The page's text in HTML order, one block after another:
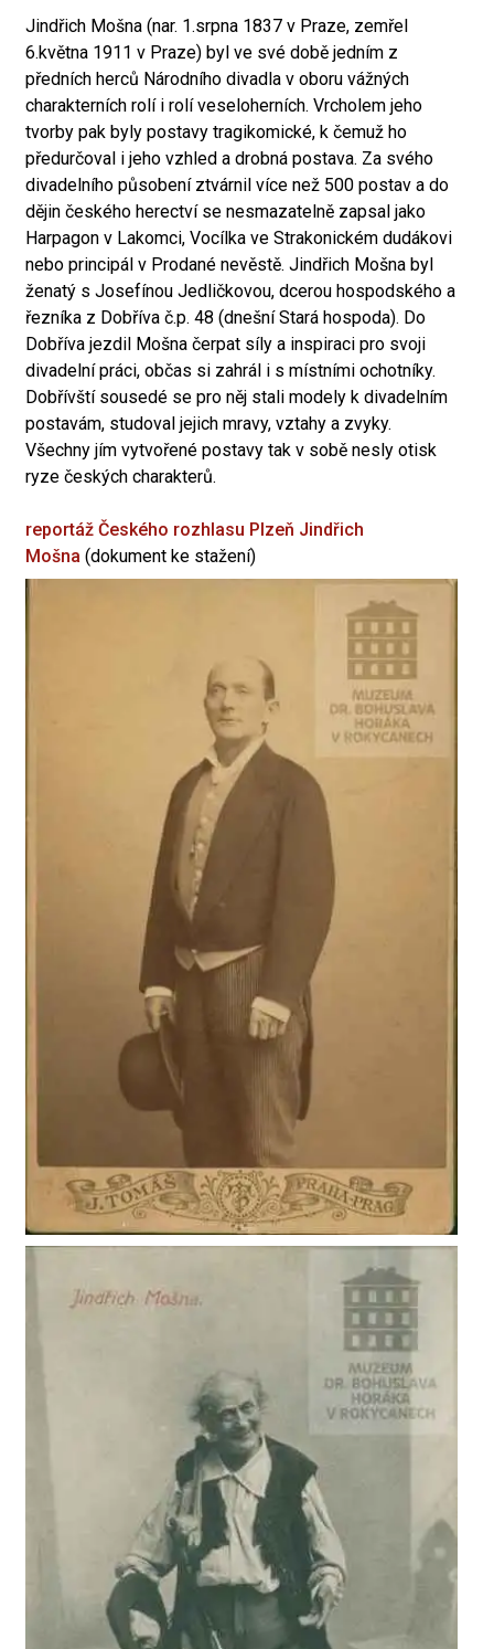
Jindřich Mošna (nar. 1.srpna 1837 v Praze, zemřel
6.května 1911 v Praze) byl ve své době jedním z
předních herců Národního divadla v oboru vážných
charakterních rolí i rolí veseloherních. Vrcholem jeho
tvorby pak byly postavy tragikomické, k čemuž ho
předurčoval i jeho vzhled a drobná postava. Za svého
divadelního působení ztvárnil více než 500 postav a do
dějin českého herectví se nesmazatelně zapsal jako
Harpagon v Lakomci, Vocílka ve Strakonickém dudákovi
nebo principál v Prodané nevěstě. Jindřich Mošna byl
ženatý s Josefínou Jedličkovou, dcerou hospodského a
řezníka z Dobříva č.p. 48 (dnešní Stará hospoda). Do
Dobříva jezdil Mošna čerpat síly a inspiraci pro svoji
divadelní práci, občas si zahrál i s místními ochotníky.
Dobřívští sousedé se pro něj stali modely k divadelním
postavám, studoval jejich mravy, vztahy a zvyky.
Všechny jím vytvořené postavy tak v sobě nesly otisk
ryze českých charakterů.
reportáž Českého rozhlasu Plzeň Jindřich
Mošna (dokument ke stažení)